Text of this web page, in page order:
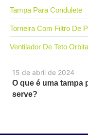
15 de abril de 2024
O que é uma tampa
serve?
Tampa Para Condulete
Torneira Com Filtro De
Ventilador De Teto